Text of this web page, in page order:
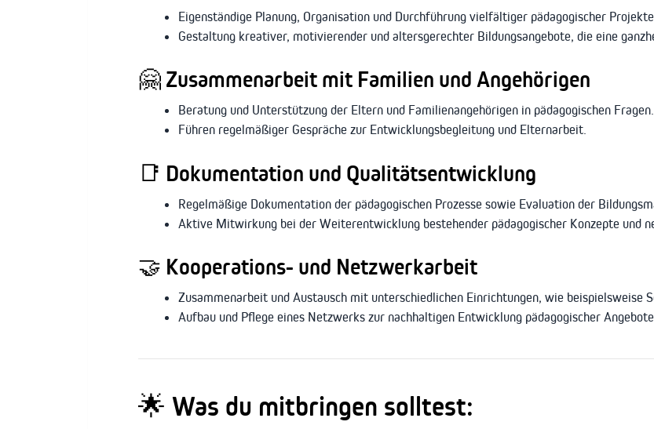
Eigenständige Planung, Organisation und Durchführung vielfältiger pädagogischer
Gestaltung kreativer, motivierender und altersgerechter Bildungsangebote, die eine
🤗 Zusammenarbeit mit Familien und Angehörigen
Beratung und Unterstützung der Eltern und Familienangehörigen in pädagogischen Fragen.
Führen regelmäßiger Gespräche zur Entwicklungsbegleitung und Elternarbeit.
📑 Dokumentation und Qualitätsentwicklung
Regelmäßige Dokumentation der pädagogischen Prozesse sowie Evaluation der
Aktive Mitwirkung bei der Weiterentwicklung bestehender pädagogischer Konzepte und
🤝 Kooperations- und Netzwerkarbeit
Zusammenarbeit und Austausch mit unterschiedlichen Einrichtungen, wie beispielsweise
Aufbau und Pflege eines Netzwerks zur nachhaltigen Entwicklung pädagogischer
🌟 Was du mitbringen solltest: